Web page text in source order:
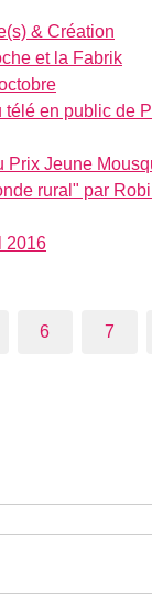
& Création
et la Fabrik
télé en public de
Prix Jeune
rural" par
2016
6 7